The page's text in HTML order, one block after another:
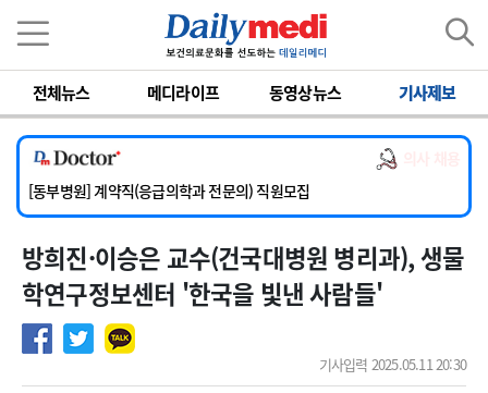
전체뉴스 메디라이프 동영상뉴스 기사제보
[서울아산병원] 2026년 하반기 인턴 모집
[영남대학교의료원] 마취통증의학과 임기제 임상의사 채용
[충남대학교병원] 소아청소년과(소아응급전담) 계약직 의사 공개채용
[동부병원] 계약직(응급의학과 전문의) 직원모집
[이대목동병원] 하반기 전공의(레지던트1년차) 모집
[서울아산병원] 2026년 하반기 인턴 모집
[영남대학교의료원] 마취통증의학과 임기제 임상의사 채용
방희진·이승은 교수(건국대병원 병리과), 생물
학연구정보센터 '한국을 빛낸 사람들'
기사입력 2025.05.11 20:30